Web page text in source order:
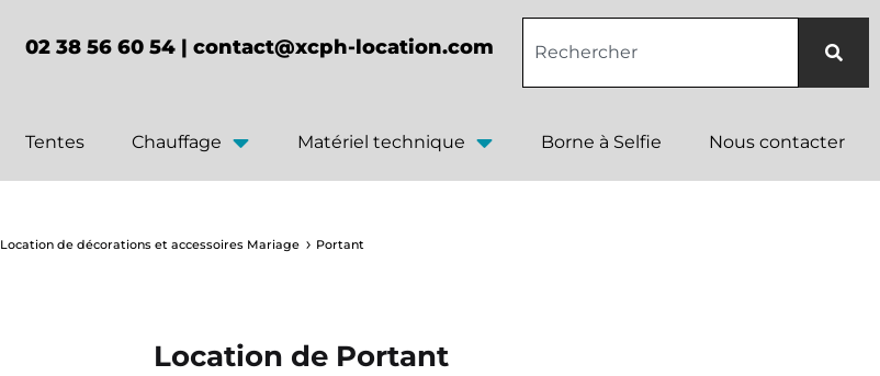
02 38 56 60 54 | contact@xcph-location.com
Tentes Chauffage Matériel technique Borne à Selfie Nous contacter
Location de décorations et accessoires Mariage Portant
Location de Portant